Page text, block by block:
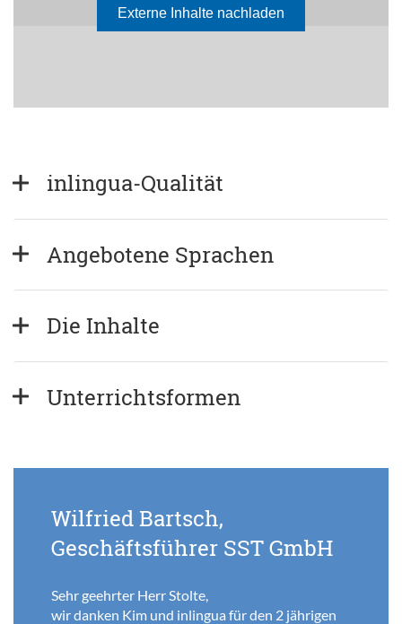
inlingua-Qualität
Angebotene Sprachen
Die Inhalte
Unterrichtsformen
Ein Firmenkunde aus
Rumänien
It is a great pleasure to make business with
inlingua and we’ll always send our colleagues